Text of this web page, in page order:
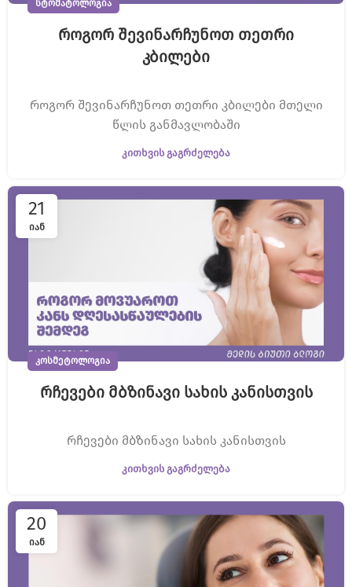
ᲡᲢᲝᲛᲐᲢᲝᲚᲝᲒᲘᲐ
როგორ შევინარჩუნოთ თეთრი
კბილები
როგორ შევინარჩუნოთ თეთრი კბილები მთელი
წლის განმავლობაში
ᲙᲘᲗᲮᲕᲘᲡ ᲒᲐᲒᲠᲫᲔᲚᲔᲑᲐ
21
ᲘᲐᲜ
ᲙᲝᲡᲛᲔᲢᲝᲚᲝᲒᲘᲐ
რჩევები მბზინავი სახის კანისთვის
რჩევები მბზინავი სახის კანისთვის
ᲙᲘᲗᲮᲕᲘᲡ ᲒᲐᲒᲠᲫᲔᲚᲔᲑᲐ
20
ᲘᲐᲜ